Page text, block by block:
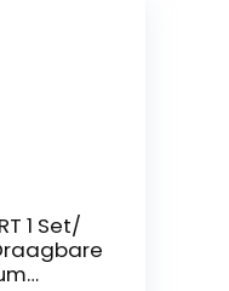
1 Set/